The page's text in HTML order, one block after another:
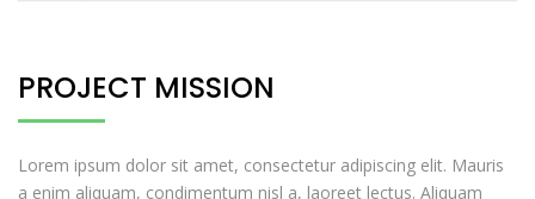
PROJECT MISSION
Lorem ipsum dolor sit amet, consectetur adipiscing elit. Mauris
a enim aliquam, condimentum nisl a, laoreet lectus. Aliquam